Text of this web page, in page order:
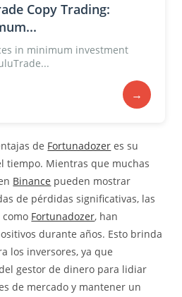
Copy Trading:
in minimum investment
→
de Fortunadozer es su
tiempo. Mientras que muchas
Binance pueden mostrar
de pérdidas significativas, las
como Fortunadozer, han
durante años. Esto brinda
los inversores, ya que
gestor de dinero para lidiar
de mercado y mantener un